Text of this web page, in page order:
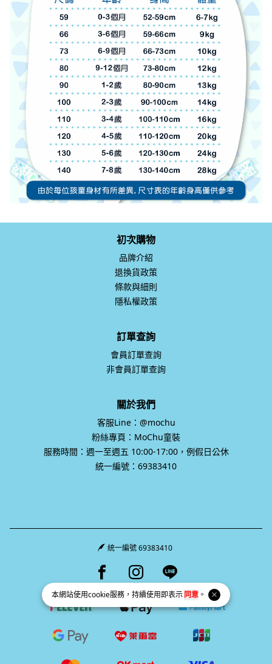
本網站使用cookie服務，持續使用即表示同意 。
初次購物
品牌介紹
退換貨政策
條款與細則
隱私權政策
訂單查詢
會員訂單查詢
非會員訂單查詢
關於我們
客服Line：@mochu
粉絲專頁：MoChu童裝
服務時間：週一至週五 10:00-17:00，例假日公休
統一編號：69383410
統一編號 69383410
Facebook page
Instagram page
Line page